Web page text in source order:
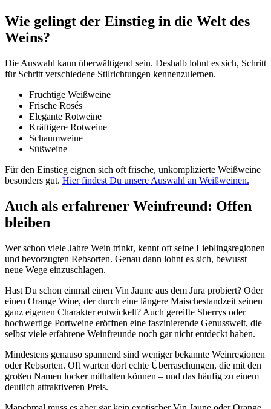
Wie gelingt der Einstieg in die Welt des
Weins?
Die Auswahl kann überwältigend sein. Deshalb lohnt es sich, Schritt
für Schritt verschiedene Stilrichtungen kennenzulernen.
Fruchtige Weißweine
Frische Rosés
Elegante Rotweine
Kräftigere Rotweine
Schaumweine
Süßweine
Für den Einstieg eignen sich oft frische, unkomplizierte Weißweine
besonders gut. Hier findest Du unsere Auswahl an Weißweinen.
Auch als erfahrener Weinfreund: Offen
bleiben
Wer schon viele Jahre Wein trinkt, kennt oft seine Lieblingsregionen
und bevorzugten Rebsorten. Genau dann lohnt es sich, bewusst
neue Wege einzuschlagen.
Hast Du schon einmal einen Vin Jaune aus dem Jura probiert? Oder
einen Orange Wine, der durch eine längere Maischestandzeit seinen
ganz eigenen Charakter entwickelt? Auch gereifte Sherrys oder
hochwertige Portweine eröffnen eine faszinierende Genusswelt, die
selbst viele erfahrene Weinfreunde noch gar nicht entdeckt haben.
Mindestens genauso spannend sind weniger bekannte Weinregionen
oder Rebsorten. Oft warten dort echte Überraschungen, die mit den
großen Namen locker mithalten können – und das häufig zu einem
deutlich attraktiveren Preis.